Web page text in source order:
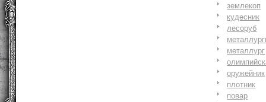
землекоп
кудесник
лесоруб
металлург
оружейник
плотник
повар